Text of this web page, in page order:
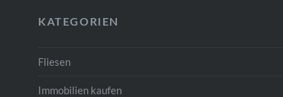
KATEGORIEN
Fliesen
Immobilien kaufen